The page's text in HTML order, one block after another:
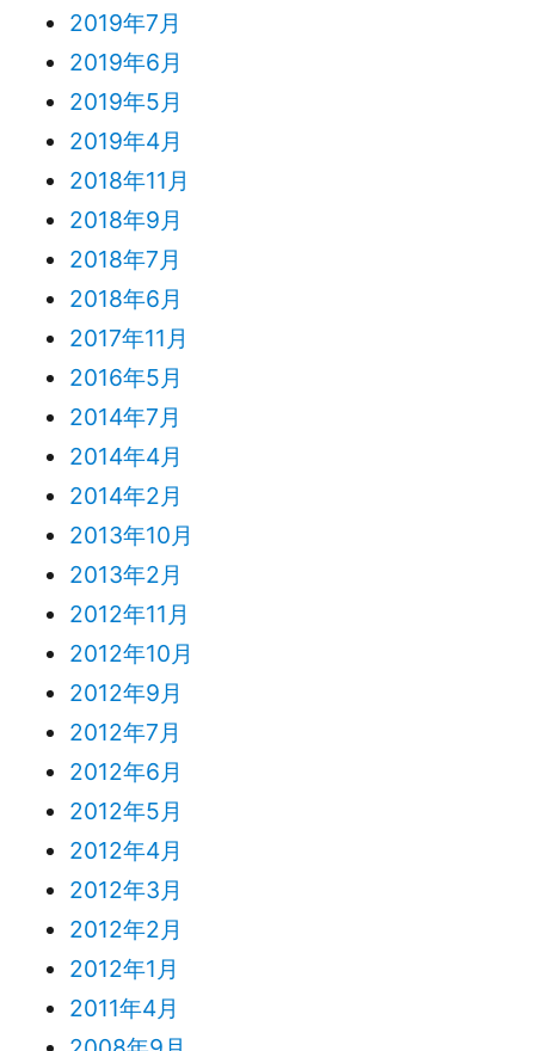
2019年7月
2019年6月
2019年5月
2019年4月
2018年11月
2018年9月
2018年7月
2018年6月
2017年11月
2016年5月
2014年7月
2014年4月
2014年2月
2013年10月
2013年2月
2012年11月
2012年10月
2012年9月
2012年7月
2012年6月
2012年5月
2012年4月
2012年3月
2012年2月
2012年1月
2011年4月